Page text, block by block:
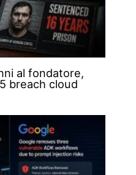
al fondatore,
breach cloud